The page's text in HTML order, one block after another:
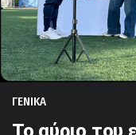
ΓΕΝΙΚΑ